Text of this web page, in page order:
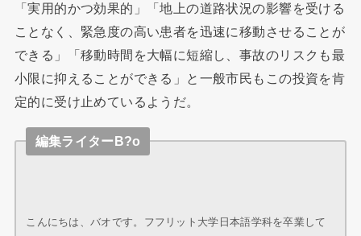
「実用的かつ効果的」「地上の道路状況の影響を受ける
ことなく、緊急度の高い患者を迅速に移動させることが
できる」「移動時間を大幅に短縮し、事故のリスクも最
小限に抑えることができる」と一般市民もこの投資を肯
定的に受け止めているようだ。
編集ライターB?o
こんにちは、バオです。フフリット大学日本語学科を卒業して